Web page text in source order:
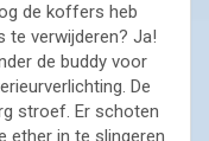
de koffers heb
te verwijderen? Ja!
de buddy voor
De
stroef. Er schoten
ether in te slingeren